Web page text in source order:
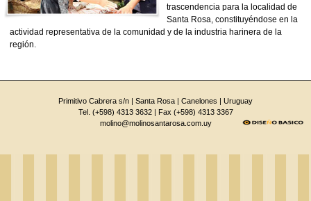
trascendencia para la localidad de
Santa Rosa, constituyéndose en la
actividad representativa de la comunidad y de la industria harinera de la
región.
Primitivo Cabrera s/n | Santa Rosa | Canelones | Uruguay
Tel. (+598) 4313 3632 | Fax (+598) 4313 3367
molino@molinosantarosa.com.uy